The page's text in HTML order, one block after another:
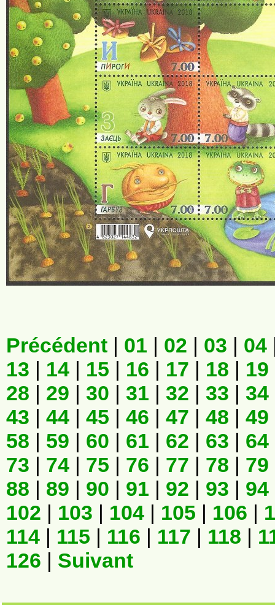
Précédent | 01 | 02 | 03 | 04
13 | 14 | 15 | 16 | 17 | 18 | 19
28 | 29 | 30 | 31 | 32 | 33 | 34
43 | 44 | 45 | 46 | 47 | 48 | 49
58 | 59 | 60 | 61 | 62 | 63 | 64
73 | 74 | 75 | 76 | 77 | 78 | 79
88 | 89 | 90 | 91 | 92 | 93 | 94
102 | 103 | 104 | 105 | 106 |
114 | 115 | 116 | 117 | 118 |
126 | Suivant